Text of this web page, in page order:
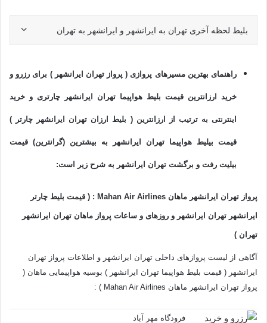
بلیط لحظه آخری تهران به ایرانشهر و ایرانشهر به تهران
ر اهنمای بهترین مسیرهای پروازی ( پرواز تهران ایرانشهر ) برای رزرو و
خرید ارزانترین قیمت بلیط هواپیما تهران ایرانشهر چارتری و خرید
اینترنتی به ترتیب از ارزانترین ( بلیط ارزان تهران ایرانشهر چارتر )
قیمت بیلیط هواپیما تهران ایرانشهر به بیشترین (گرانترین) قیمت
بیلیت رفت و برگشت تهران ایرانشهر به شرح زیر است:
پرواز تهران ایرانشهر ماهان Mahan Air Airlines : ( قیمت بلیط چارتر
ایرانشهر تهران ایرانشهر و روزهای و ساعات پرواز ماهان تهران ایرانشهر
تهران )
آگاهی از لیست پروازهای داخلی تهران ایرانشهر و اطلاعات پرواز تهران
ایرانشهر ( قیمت بلیط هواپیما تهران ایرانشهر ) بوسیه هواپیمایی ماهان (
پرواز تهران ایرانشهر ماهان Mahan Air Airlines ) :
فرودگاه مهر آباد